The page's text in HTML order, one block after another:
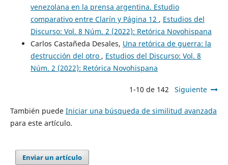
venezolana en la prensa argentina. Estudio
comparativo entre Clarín y Página 12 , Estudios del
Discurso: Vol. 8 Núm. 2 (2022): Retórica Novohispana
Carlos Castañeda Desales, Una retórica de guerra: la
destrucción del otro , Estudios del Discurso: Vol. 8
Núm. 2 (2022): Retórica Novohispana
1-10 de 142 Siguiente
También puede Iniciar una búsqueda de similitud avanzada
para este artículo.
Enviar un artículo